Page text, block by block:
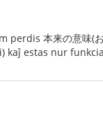
perdis 本来の意味
kaĵ estas nur